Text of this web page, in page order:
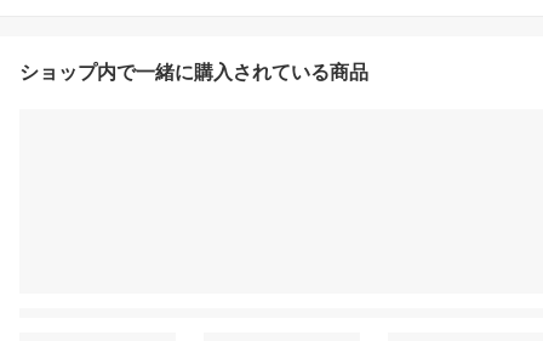
ショップ内で一緒に購入されている商品